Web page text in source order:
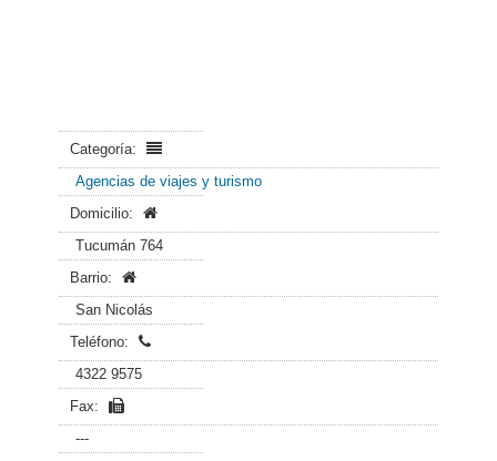
Categoría:
Agencias de viajes y turismo
Domicilio:
Tucumán 764
Barrio:
San Nicolás
Teléfono:
4322 9575
Fax:
---